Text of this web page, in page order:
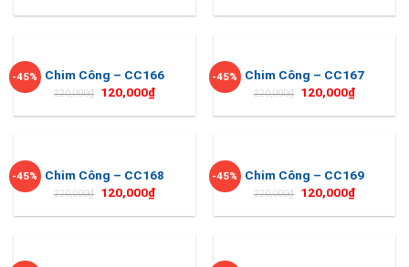
-45% Chim Công – CC166
220,000₫ 120,000₫
-45% Chim Công – CC167
220,000₫ 120,000₫
-45% Chim Công – CC168
220,000₫ 120,000₫
-45% Chim Công – CC169
220,000₫ 120,000₫